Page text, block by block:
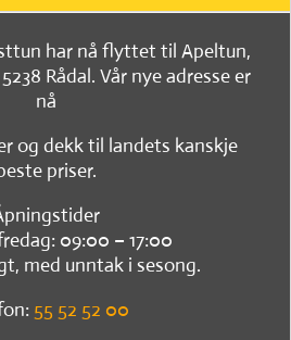
har nå flyttet til Apeltun,
Rådal. Vår nye adresse er
nå
og dekk til landets kanskje
priser.
09:00 – 17:00
med unntak i sesong.
55 52 52 00